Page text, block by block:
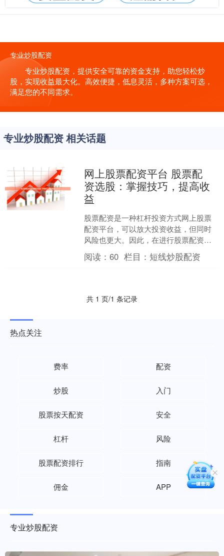
专业炒股配资
专业炒股配资，提供安全可靠的资金支持，助您轻松炒
股，实现收益最大化。高效便捷，低息灵活，多种方案可选，
满足您的不同需求。
专业炒股配资 相关话题
网上股票配资平台 股票配
资选股：掌握技巧，提高收
益
股票配资是一种杠杆投资方式网上股票
配资平台，可以放大投资收益，但同时
风险也更大。因此，在进行股票配资
时，选股至关重要。 盈透证券是全球领
先的股票配资平台之一，以....
阅读：60 栏目： 短线炒股配资
共 1 页/1 条记录
热点关注
费率 配资
炒股 入门
股票按天配资 安全
杠杆 风险
股票配资排行 指南
佣金 APP
专业炒股配资